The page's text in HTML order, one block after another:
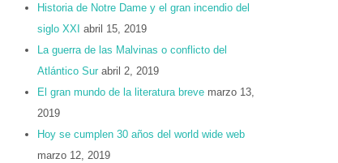
Historia de Notre Dame y el gran incendio del
siglo XXI abril 15, 2019
La guerra de las Malvinas o conflicto del
Atlántico Sur abril 2, 2019
El gran mundo de la literatura breve marzo 13,
2019
Hoy se cumplen 30 años del world wide web
marzo 12, 2019